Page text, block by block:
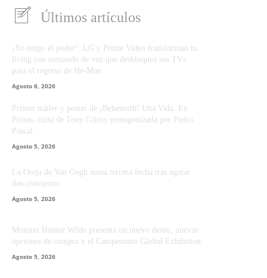
Últimos artículos
¡Yo tengo el poder!: LG y Prime Video transforman tu
living con comando de voz que desbloquea sus TVs
para el regreso de He-Man
Agosto 6, 2026
Primer tráiler y poster de ¡Behemoth! Una Vida. En
Piezas, cinta de Tony Gilroy protagonizada por Pedro
Pascal
Agosto 5, 2026
La Oreja de Van Gogh suma tercera fecha tras agotar
dos conciertos
Agosto 5, 2026
Monster Hunter Wilds presenta un nuevo demo, nuevas
opciones de compra y el Campeonato Global Exhibition
Agosto 5, 2026